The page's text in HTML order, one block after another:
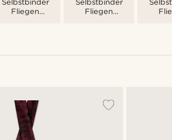
Selbstbinder
Fliegen
Selbstbinder
Fliegen